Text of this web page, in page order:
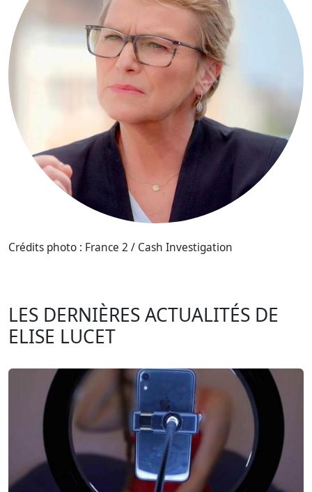
Crédits photo : France 2 / Cash Investigation
LES DERNIÈRES ACTUALITÉS DE
ELISE LUCET